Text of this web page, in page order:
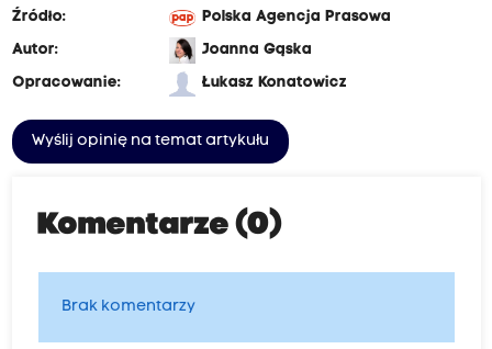
Źródło:
Polska Agencja Prasowa
Autor:
Joanna Gąska
Opracowanie:
Łukasz Konatowicz
Wyślij opinię na temat artykułu
Komentarze (0)
Brak komentarzy